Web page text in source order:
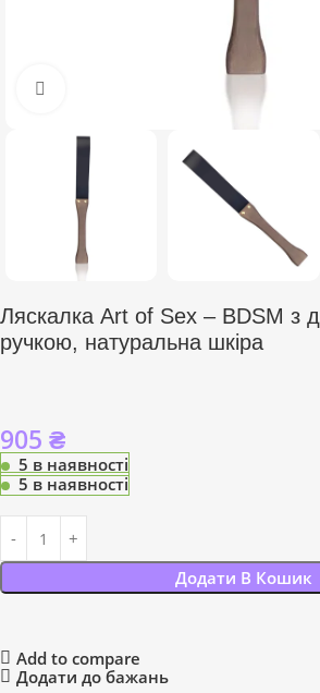
Ляскалка Art of Sex – BDSM з
ручкою, натуральна шкіра
905 ₴
5 в наявності
5 в наявності
Додати В Кошик
Add to compare
Додати до бажань